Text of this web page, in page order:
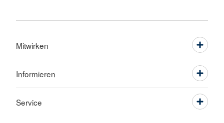
Mitwirken
Informieren
Service